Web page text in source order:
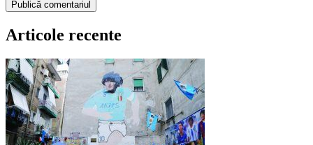
Articole recente